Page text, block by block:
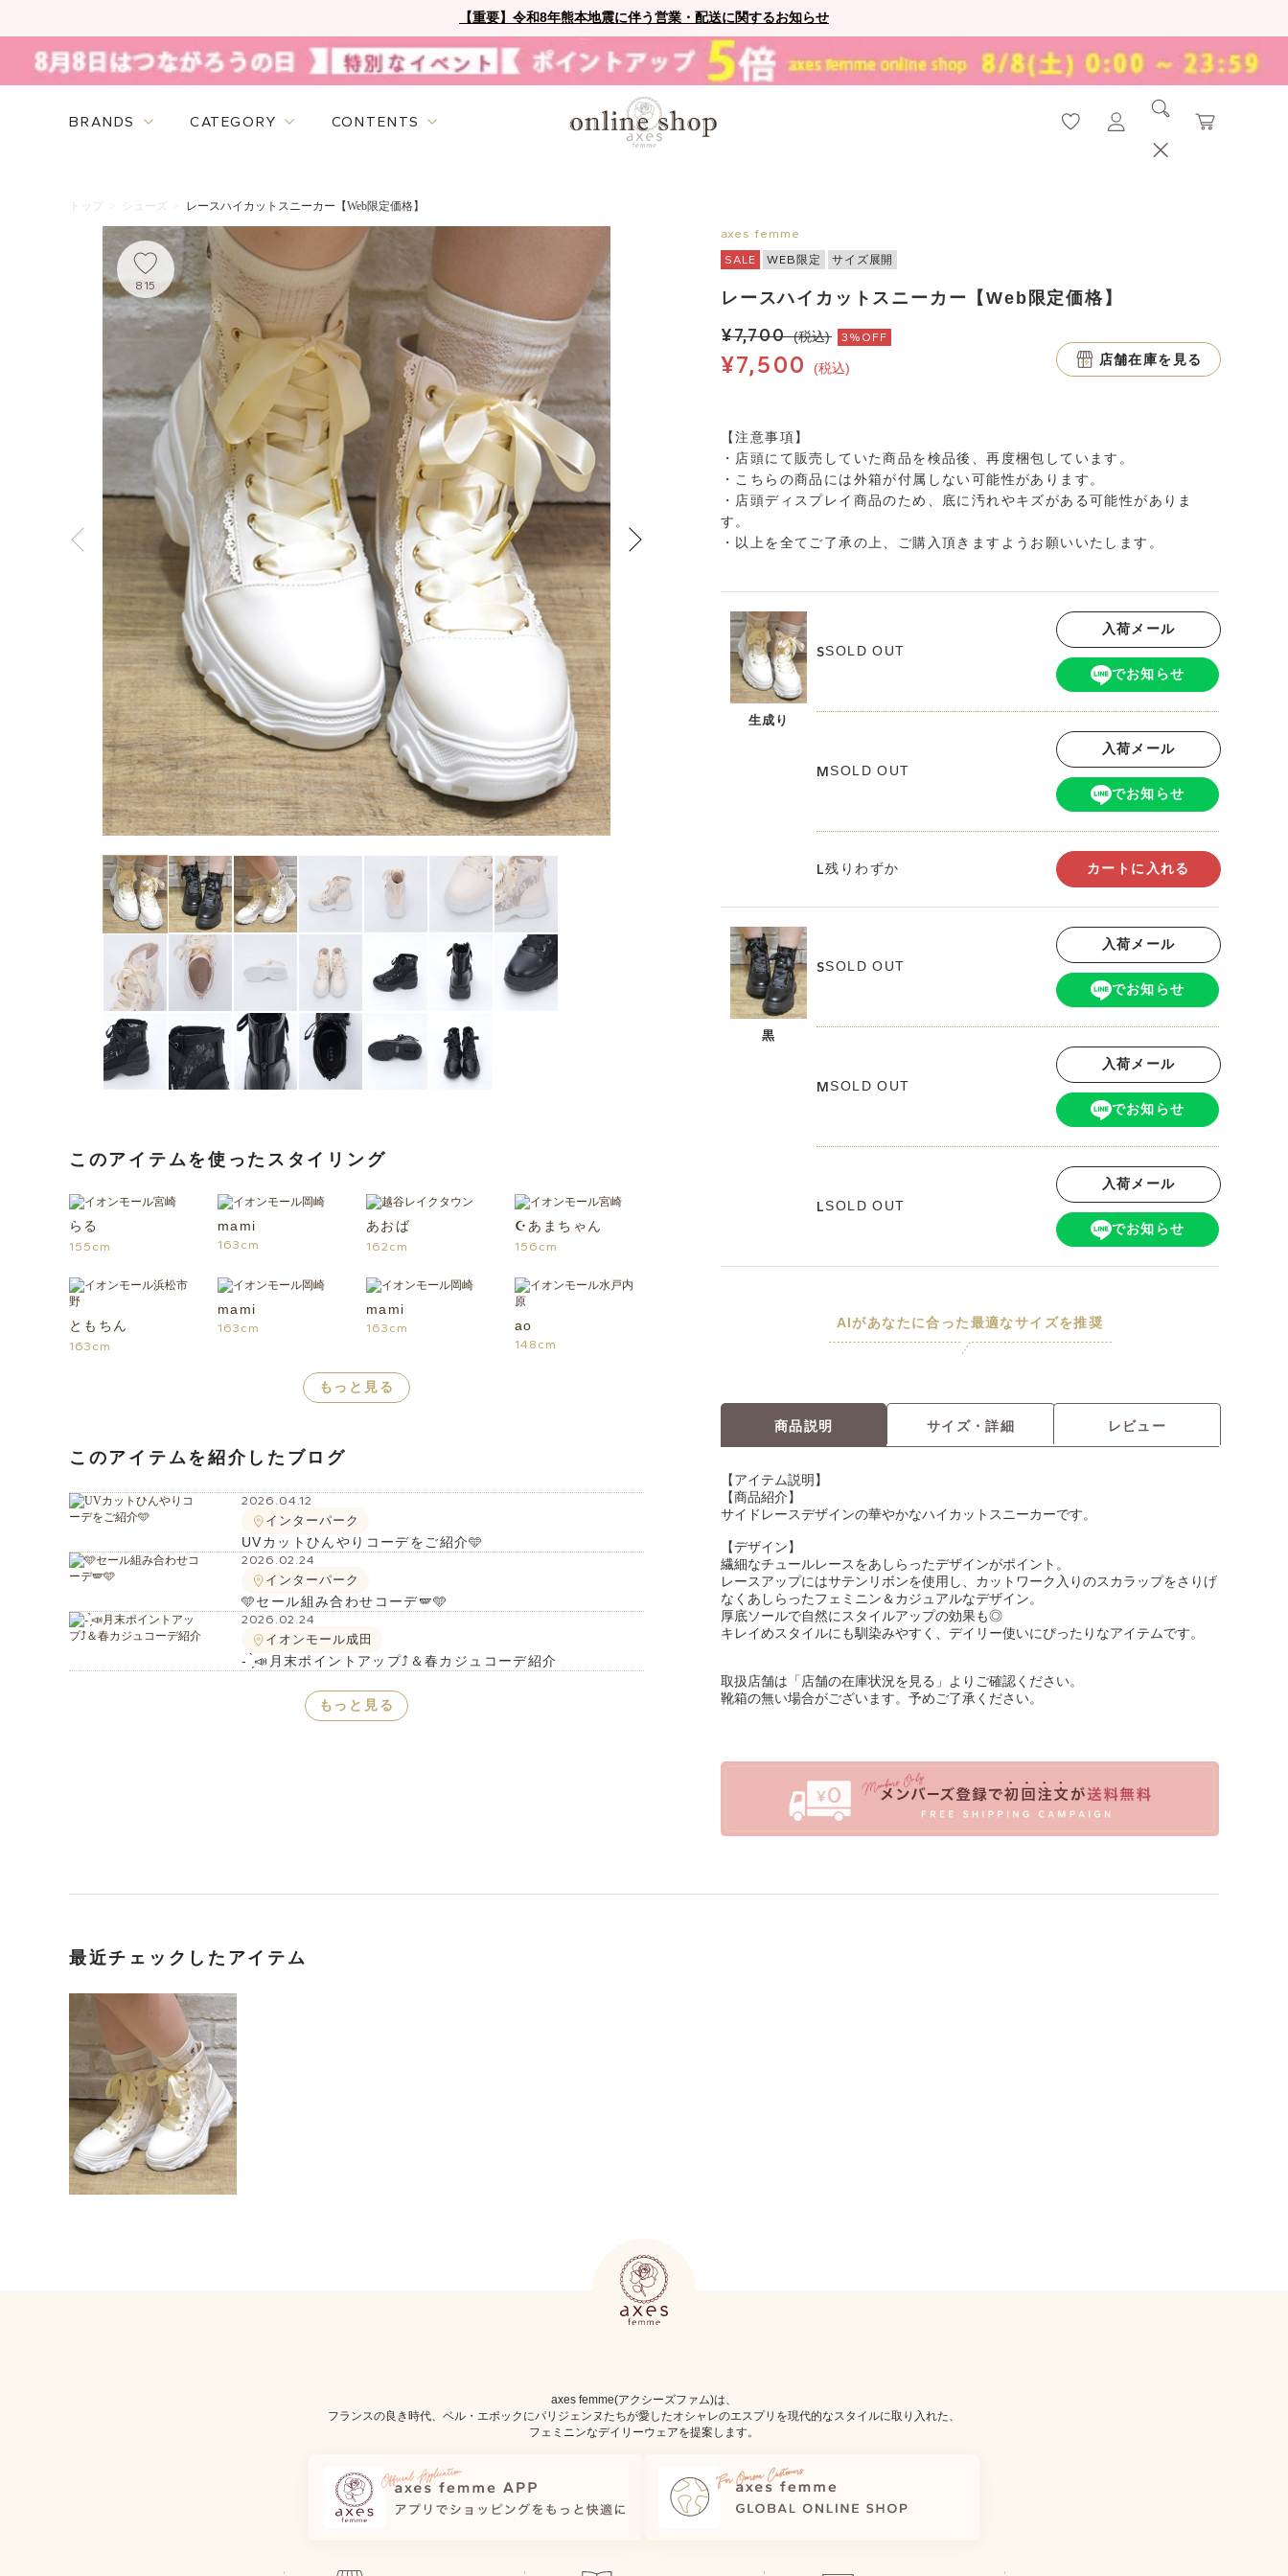
【重要】令和8年熊本地震に伴う営業・配送に関するお知らせ
BRANDS CATEGORY CONTENTS
トップ > シューズ > レースハイカットスニーカー【Web限定価格】
815
このアイテムを使ったスタイリング
らる
155cm
mami
163cm
あおば
162cm
☪あまちゃん
156cm
ともちん
163cm
mami
163cm
mami
163cm ao
148cm
もっと見る
このアイテムを紹介したブログ
2026.04.12
インターパーク
UVカットひんやりコーデをご紹介🩵
2026.02.24
インターパーク
🩵セール組み合わせコーデ🪽🩵
2026.02.24
イオンモール成田
- ̗̀📣月末ポイントアップ⤴︎＆春カジュコーデ紹介
もっと見る
axes femme
SALE WEB限定 サイズ展開
レースハイカットスニーカー【Web限定価格】
¥7,700 (税込) 3%OFF
¥7,500 (税込)
店舗在庫を見る
【注意事項】
・店頭にて販売していた商品を検品後、再度梱包しています。
・こちらの商品には外箱が付属しない可能性があります。
・店頭ディスプレイ商品のため、底に汚れやキズがある可能性がありま
す。
・以上を全てご了承の上、ご購入頂きますようお願いいたします。
生成り
SSOLD OUT
入荷メール
でお知らせ
MSOLD OUT
入荷メール
でお知らせ
L残りわずか カートに入れる
黒
SSOLD OUT
入荷メール
でお知らせ
MSOLD OUT
入荷メール
でお知らせ
LSOLD OUT
入荷メール
でお知らせ
AIがあなたに合った最適なサイズを推奨
商品説明 サイズ・詳細 レビュー
【アイテム説明】
【商品紹介】
サイドレースデザインの華やかなハイカットスニーカーです。
【デザイン】
繊細なチュールレースをあしらったデザインがポイント。
レースアップにはサテンリボンを使用し、カットワーク入りのスカラップをさりげ
なくあしらったフェミニン＆カジュアルなデザイン。
厚底ソールで自然にスタイルアップの効果も◎
キレイめスタイルにも馴染みやすく、デイリー使いにぴったりなアイテムです。
取扱店舗は「店舗の在庫状況を見る」よりご確認ください。
靴箱の無い場合がございます。予めご了承ください。
最近チェックしたアイテム
axes femme(アクシーズファム)は、
フランスの良き時代、ベル・エポックにパリジェンヌたちが愛したオシャレのエスプリを現代的なスタイルに取り入れた、
フェミニンなデイリーウェアを提案します。